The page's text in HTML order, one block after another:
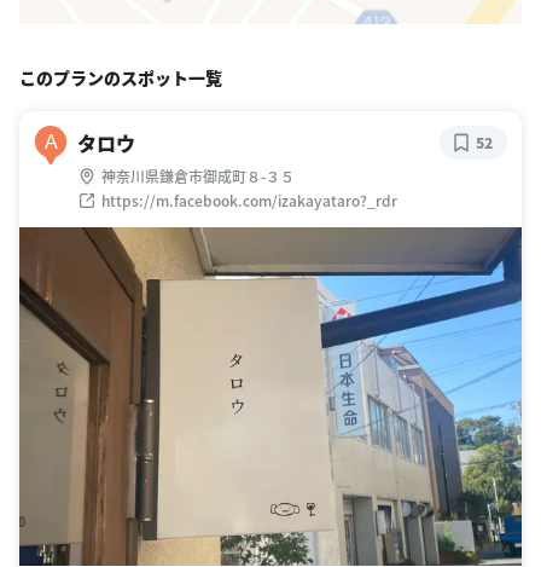
このプランのスポット一覧
A タロウ
神奈川県鎌倉市御成町８-３５
https://m.facebook.com/izakayataro?_rdr
52